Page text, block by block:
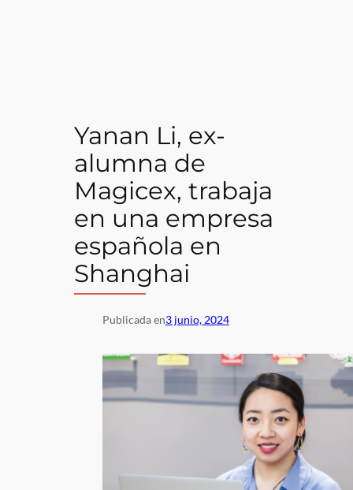
Yanan Li, ex-
alumna de
Magicex, trabaja
en una empresa
española en
Shanghai
Publicada en3 junio, 2024